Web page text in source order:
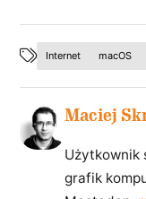
Internet macOS
Maciej
Użytkownik
grafik